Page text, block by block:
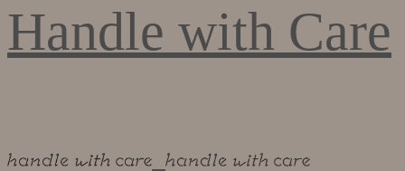
Handle with Care